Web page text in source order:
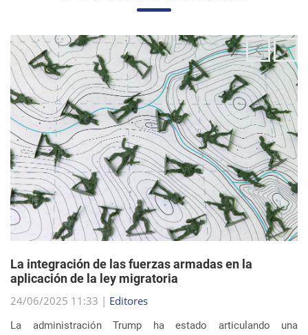
aplicación de la ley migratoria
24/06/2025 11:33 |Editores
La administración Trump ha estado articulando una
movilización amplia y sin precedentes de la Guardia Nacional